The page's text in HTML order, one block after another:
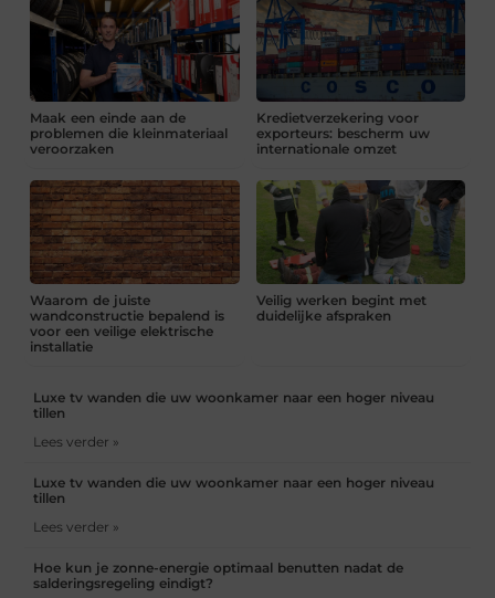
Maak een einde aan de
problemen die kleinmateriaal
veroorzaken
Kredietverzekering voor
exporteurs: bescherm uw
internationale omzet
Waarom de juiste
wandconstructie bepalend is
voor een veilige elektrische
installatie
Veilig werken begint met
duidelijke afspraken
Luxe tv wanden die uw woonkamer naar een hoger niveau
tillen
Lees verder »
Luxe tv wanden die uw woonkamer naar een hoger niveau
tillen
Lees verder »
Hoe kun je zonne-energie optimaal benutten nadat de
salderingsregeling eindigt?